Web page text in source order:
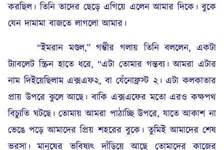
করছিল। তিনি তাদের ছেড়ে এগিয়ে এলেন আমার দিকে। বুকে
যেন দামামা বাজতে লাগলো আমার।
“ইমরান মণ্ডল,” গম্ভীর গলায় তিনি বললেন, একটা
ট্যাবলেট স্ক্রিন হাতে ধরে, “এটা তোমার গন্তব্য। আমরা এটার
নাম দিইয়েছিলাম এক্সএফ২, বা যেঁনোফ্রস্ট ২। এটা কলকাতার
প্রায় উপরে ঝুলে আছে। বাকি এক্সএফের মতো এরও কক্ষপথ
বিচ্যুতি ঘটছে। তোমায় আমরা পাঠাচ্ছি উপরে, যাতে আকাশ না
ভেঙে পড়ে আমাদের প্রিয় শহরের বুকে। তুমিই আমাদের শেষ
ভরসা। মানুষের ভবিষ্যৎ দাঁড়িয়ে আছে তোমাদের কাজের